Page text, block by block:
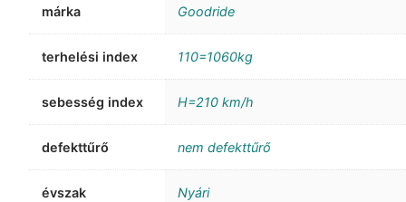
márka Goodride
terhelési index 110=1060kg
sebesség index H=210 km/h
defekttűrő nem defekttűrő
évszak Nyári